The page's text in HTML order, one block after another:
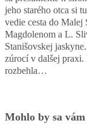
jeho starého otca si
vedie cesta do
Magdolenom a L.
Stanišovskej
zúrocí v dalšej praxi.
rozbehla…
Mohlo by sa